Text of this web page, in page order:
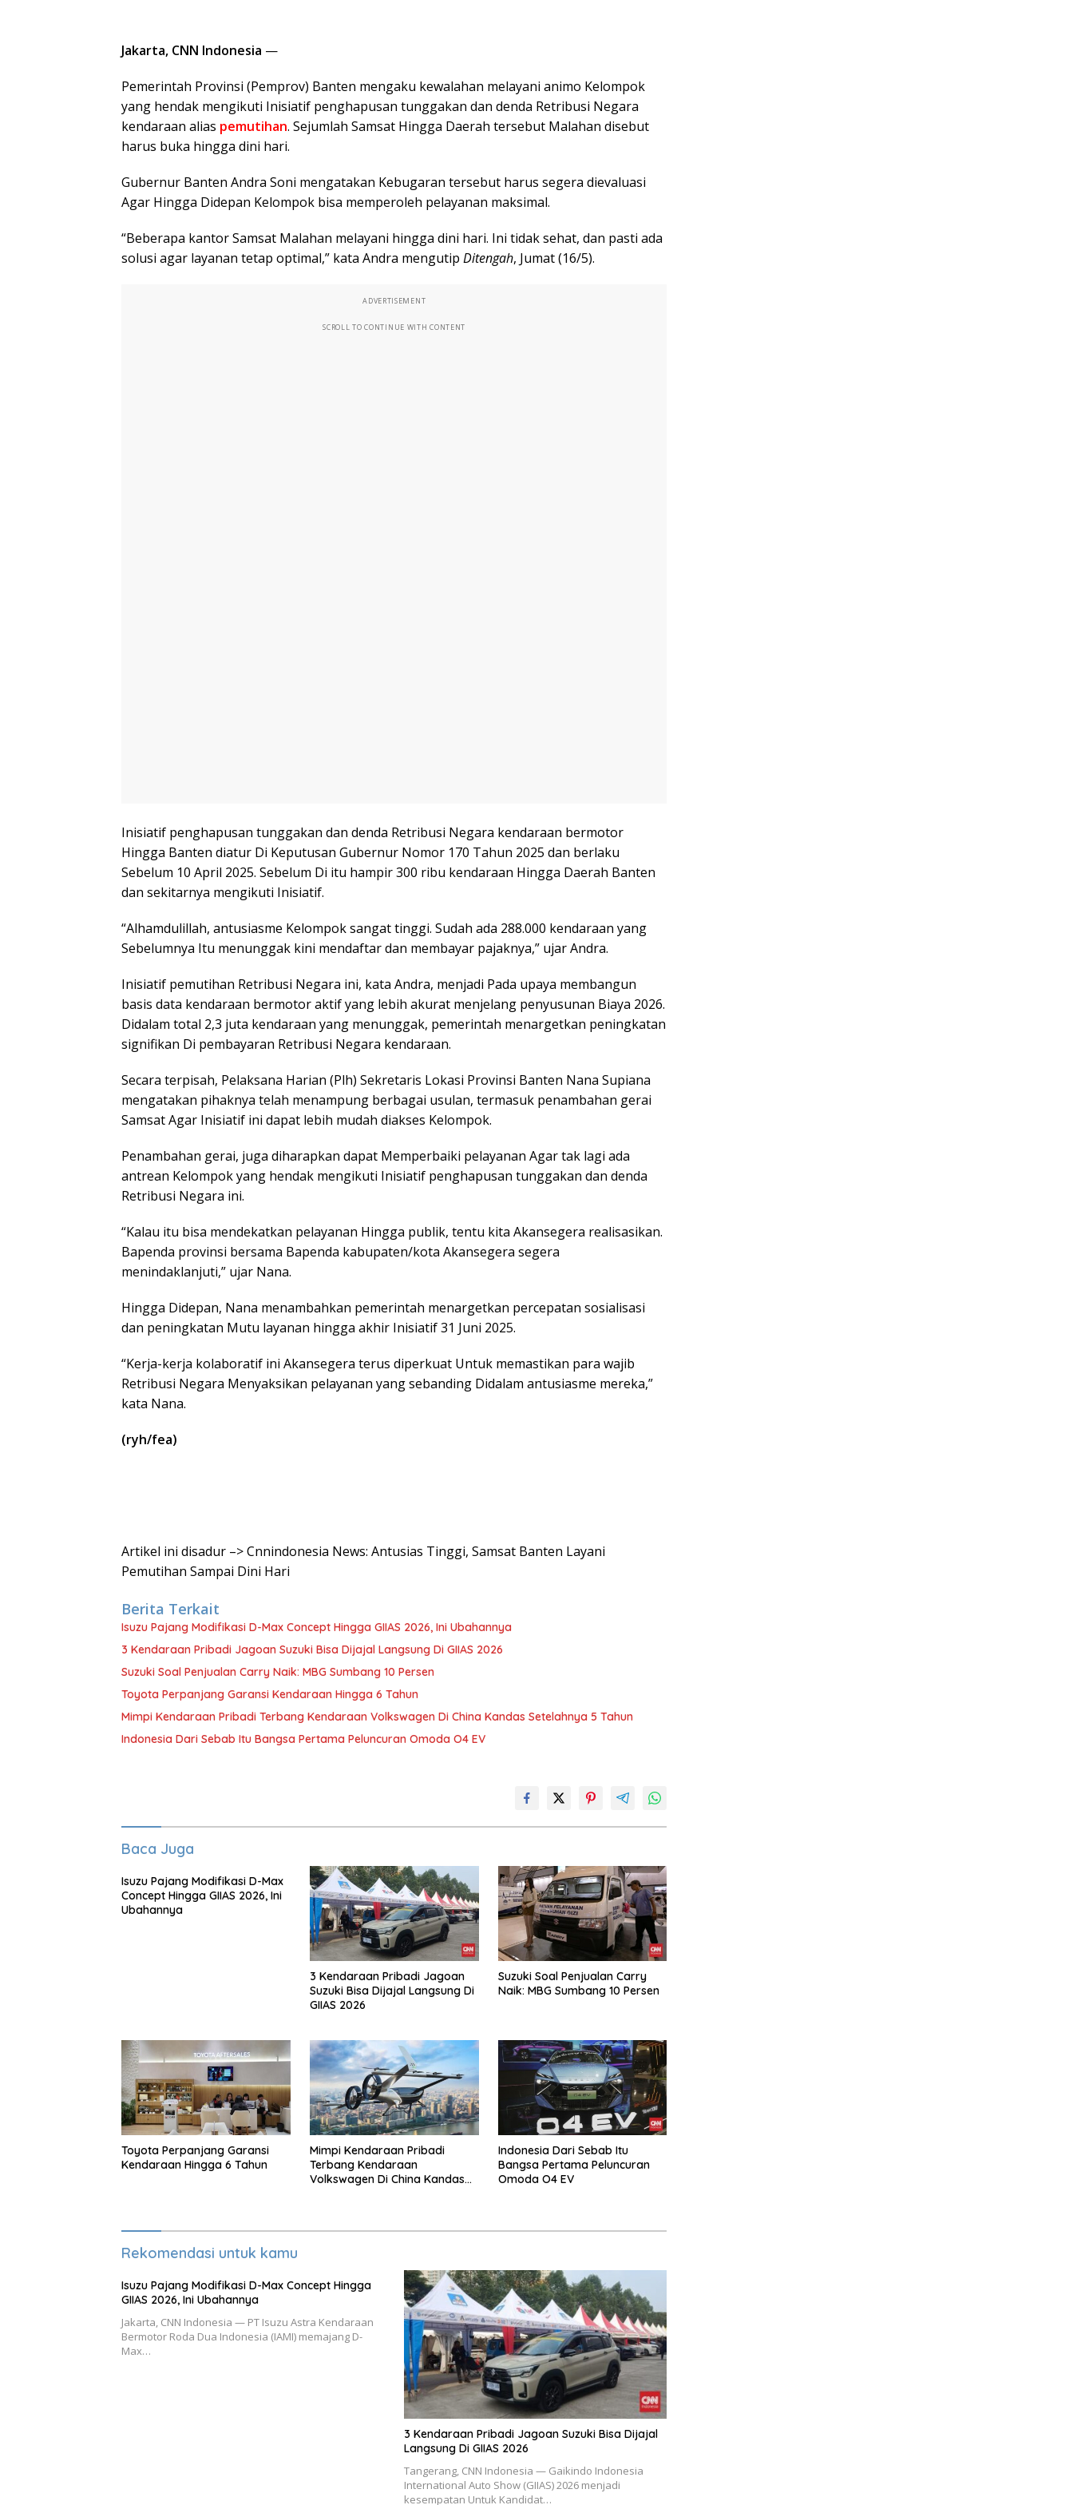
Jakarta, CNN Indonesia —
Pemerintah Provinsi (Pemprov) Banten mengaku kewalahan melayani animo Kelompok
yang hendak mengikuti Inisiatif penghapusan tunggakan dan denda Retribusi Negara
kendaraan alias pemutihan. Sejumlah Samsat Hingga Daerah tersebut Malahan disebut
harus buka hingga dini hari.
Gubernur Banten Andra Soni mengatakan Kebugaran tersebut harus segera dievaluasi
Agar Hingga Didepan Kelompok bisa memperoleh pelayanan maksimal.
“Beberapa kantor Samsat Malahan melayani hingga dini hari. Ini tidak sehat, dan pasti ada
solusi agar layanan tetap optimal,” kata Andra mengutip Ditengah, Jumat (16/5).
ADVERTISEMENT
SCROLL TO CONTINUE WITH CONTENT
Inisiatif penghapusan tunggakan dan denda Retribusi Negara kendaraan bermotor
Hingga Banten diatur Di Keputusan Gubernur Nomor 170 Tahun 2025 dan berlaku
Sebelum 10 April 2025. Sebelum Di itu hampir 300 ribu kendaraan Hingga Daerah Banten
dan sekitarnya mengikuti Inisiatif.
“Alhamdulillah, antusiasme Kelompok sangat tinggi. Sudah ada 288.000 kendaraan yang
Sebelumnya Itu menunggak kini mendaftar dan membayar pajaknya,” ujar Andra.
Inisiatif pemutihan Retribusi Negara ini, kata Andra, menjadi Pada upaya membangun
basis data kendaraan bermotor aktif yang lebih akurat menjelang penyusunan Biaya 2026.
Didalam total 2,3 juta kendaraan yang menunggak, pemerintah menargetkan peningkatan
signifikan Di pembayaran Retribusi Negara kendaraan.
Secara terpisah, Pelaksana Harian (Plh) Sekretaris Lokasi Provinsi Banten Nana Supiana
mengatakan pihaknya telah menampung berbagai usulan, termasuk penambahan gerai
Samsat Agar Inisiatif ini dapat lebih mudah diakses Kelompok.
Penambahan gerai, juga diharapkan dapat Memperbaiki pelayanan Agar tak lagi ada
antrean Kelompok yang hendak mengikuti Inisiatif penghapusan tunggakan dan denda
Retribusi Negara ini.
“Kalau itu bisa mendekatkan pelayanan Hingga publik, tentu kita Akansegera realisasikan.
Bapenda provinsi bersama Bapenda kabupaten/kota Akansegera segera
menindaklanjuti,” ujar Nana.
Hingga Didepan, Nana menambahkan pemerintah menargetkan percepatan sosialisasi
dan peningkatan Mutu layanan hingga akhir Inisiatif 31 Juni 2025.
“Kerja-kerja kolaboratif ini Akansegera terus diperkuat Untuk memastikan para wajib
Retribusi Negara Menyaksikan pelayanan yang sebanding Didalam antusiasme mereka,”
kata Nana.
(ryh/fea)
Artikel ini disadur –> Cnnindonesia News: Antusias Tinggi, Samsat Banten Layani
Pemutihan Sampai Dini Hari
Berita Terkait
Isuzu Pajang Modifikasi D-Max Concept Hingga GIIAS 2026, Ini Ubahannya
3 Kendaraan Pribadi Jagoan Suzuki Bisa Dijajal Langsung Di GIIAS 2026
Suzuki Soal Penjualan Carry Naik: MBG Sumbang 10 Persen
Toyota Perpanjang Garansi Kendaraan Hingga 6 Tahun
Mimpi Kendaraan Pribadi Terbang Kendaraan Volkswagen Di China Kandas Setelahnya 5 Tahun
Indonesia Dari Sebab Itu Bangsa Pertama Peluncuran Omoda O4 EV
Baca Juga
Isuzu Pajang Modifikasi D-Max
Concept Hingga GIIAS 2026, Ini
Ubahannya
3 Kendaraan Pribadi Jagoan
Suzuki Bisa Dijajal Langsung Di
GIIAS 2026
Suzuki Soal Penjualan Carry
Naik: MBG Sumbang 10 Persen
Toyota Perpanjang Garansi
Kendaraan Hingga 6 Tahun
Mimpi Kendaraan Pribadi
Terbang Kendaraan
Volkswagen Di China Kandas
Indonesia Dari Sebab Itu
Bangsa Pertama Peluncuran
Omoda O4 EV
Rekomendasi untuk kamu
Isuzu Pajang Modifikasi D-Max Concept Hingga
GIIAS 2026, Ini Ubahannya
Jakarta, CNN Indonesia — PT Isuzu Astra Kendaraan
Bermotor Roda Dua Indonesia (IAMI) memajang D-
Max…
3 Kendaraan Pribadi Jagoan Suzuki Bisa Dijajal
Langsung Di GIIAS 2026
Tangerang, CNN Indonesia — Gaikindo Indonesia
International Auto Show (GIIAS) 2026 menjadi
kesempatan Untuk Kandidat…